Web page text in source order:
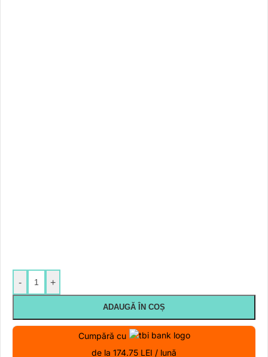
- +
ADAUGĂ ÎN COȘ
Cumpără cu
de la 174.75 LEI / lună